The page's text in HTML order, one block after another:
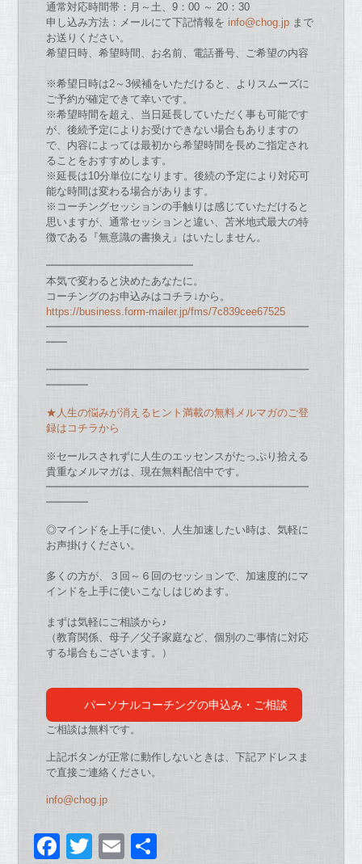
通常対応時間帯：月～土、9：00 ～ 20：30
申し込み方法：メールにて下記情報を info@chog.jpま で
お送りください。
希望日時、希望時間、 お名前、電話番号、ご希望の内容
※希望日時は2～3候補をいた だけると、 よりスムーズに
ご予約が確定できて幸いです。
※希望時間を超え、当日延長していた だく事も可能です
が、 後続予定により お受けでき ない場合もありますの
で、 内容によっては最初から希望時間を長めご指定され
ることをおすすめします。
※延長は10分単位にな ります。 後続の予定により対応可
能な時間は変わる場合があります。
※ コーチ ングセッションの手触りは感じていた だけると
思いますが、 通常セッションと違い、苫米地式最大の特
徴である『無意識の書換え』はいた しません。
━━━━━━━━━━━━━━
本気で変わると決めたあなたに。
コーチングのお申込みはコチラ↓から。
https://business.form-mailer. jp/fms/7c839cee67525
━━━━━━━━━━━━━━━━━━━━━━━━━
━━
━━━━━━━━━━━━━━━━━━━━━━━━━
━━━━
★人生の悩みが消えるヒント満載の無料メルマガのご登
録はコチラから
※セールスされずに人生のエッセンスがたっぷり拾える
貴重なメルマガは、現在無料配信中です。
━━━━━━━━━━━━━━━━━━━━━━━━━
━━━━
◎マインドを上手に使い、人生加速したい時は、 気軽に
お声掛けください。
多くの方が、３回～６回のセッションで、 加速度的にマ
インドを上手に使いこなしはじめます。
まずは気軽にご相談から♪
（教育関係、母子／父子家庭など、 個別のご事情に対応
する場合もございます。）
パーソナルコーチングの申込み・ご相談
ご相談は無料です。
上記ボタンが正常に動作しないときは、下記アドレスま
で直接ご連絡ください。
info@chog.jp
F
T
E